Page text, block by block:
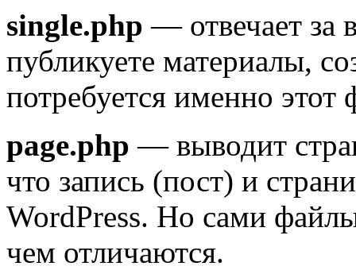
single.php — отвечает за
публикуете материалы,
потребуется именно этот
page.php — выводит
что запись (пост) и
WordPress. Но сами
чем отличаются.